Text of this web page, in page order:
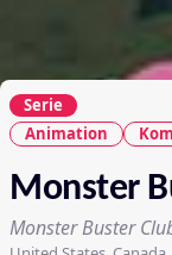
Serie
Animation
Monster
Monster Buster